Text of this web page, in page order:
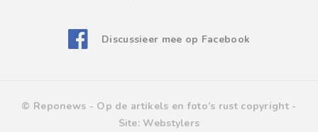
Discussieer mee op Facebook
© Reponews - Op de artikels en foto’s rust copyright -
Site: Webstylers